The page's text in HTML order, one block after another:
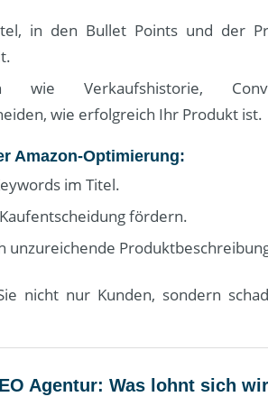
in den Bullet Points und der
wie Verkaufshistorie,
wie erfolgreich Ihr Produkt ist.
Amazon-Optimierung:
im Titel.
fördern.
unzureichende
nicht nur Kunden, sondern
Agentur: Was lohnt sich